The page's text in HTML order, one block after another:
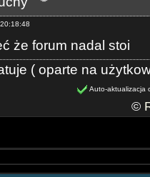
że forum nadal stoi
( oparte na
Auto-aktualizacja
©